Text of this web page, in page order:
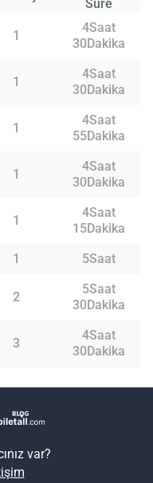
Süre
1
4Saat
30Dakika
1
4Saat
30Dakika
1
4Saat
55Dakika
1
4Saat
30Dakika
1
4Saat
15Dakika
1
5Saat
2
5Saat
30Dakika
3
4Saat
30Dakika
var?